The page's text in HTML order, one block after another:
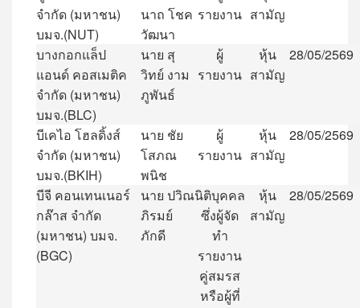
จำกัด (มหาชน)
บมจ.(NUT)
นาถ โชค
วัฒนา
รายงาน สามัญ
บางกอกแล็ป
แอนด์ คอสเมติค
จำกัด (มหาชน)
บมจ.(BLC)
นาย สุ
วิทย์ งาม
ภูพันธ์
ผู้
รายงาน
หุ้น
สามัญ
28/05/2569
บีเคไอ โฮลดิ้งส์
จำกัด (มหาชน)
บมจ.(BKIH)
นาย ชัย
โสภณ
พนิช
ผู้
รายงาน
หุ้น
สามัญ
28/05/2569
บีจี คอนเทนเนอร์
กล๊าส จำกัด
(มหาชน) บมจ.
(BGC)
นาย ปวิณ
ภิรมย์
ภักดี
นิติบุคคล
ซึ่งผู้จัด
ทำ
รายงาน
คู่สมรส
หรือผู้ที่
หุ้น
สามัญ
28/05/2569